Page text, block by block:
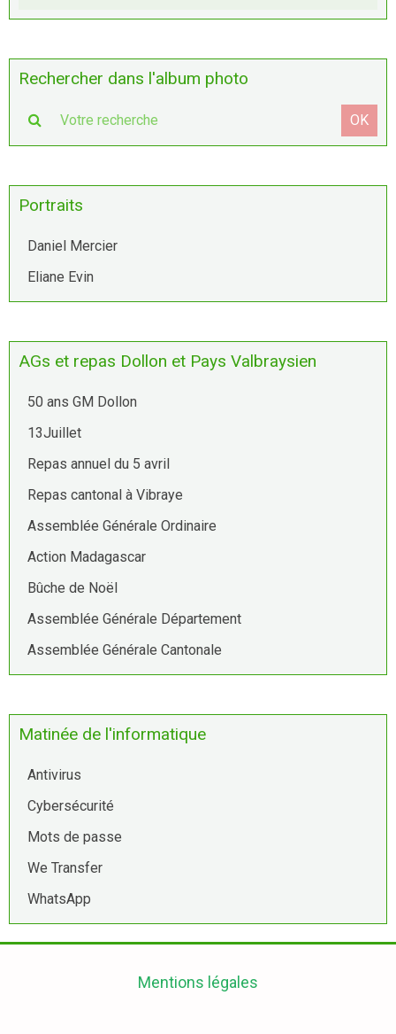
Rechercher dans l'album photo
OK
Portraits
Daniel Mercier
Eliane Evin
AGs et repas Dollon et Pays Valbraysien
50 ans GM Dollon
13Juillet
Repas annuel du 5 avril
Repas cantonal à Vibraye
Assemblée Générale Ordinaire
Action Madagascar
Bûche de Noël
Assemblée Générale Département
Assemblée Générale Cantonale
Matinée de l'informatique
Antivirus
Cybersécurité
Mots de passe
We Transfer
WhatsApp
Mentions légales